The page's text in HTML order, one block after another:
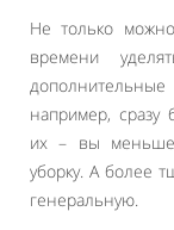
Не только
времени
например, сразу
их – вы меньше
уборку. А более
генеральную.